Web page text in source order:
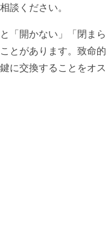
談ください。
「開かない」「閉まら
とがあります。致命的
に交換することをオス